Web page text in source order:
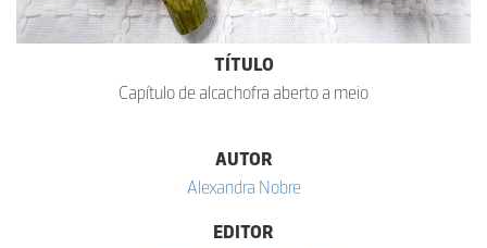
TÍTULO
Capítulo de alcachofra aberto a meio
AUTOR
Alexandra Nobre
EDITOR